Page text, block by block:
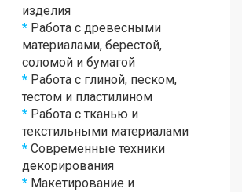
изделия
* Работа с древесными
материалами, берестой,
соломой и бумагой
* Работа с глиной, песком,
тестом и пластилином
* Работа с тканью и
текстильными материалами
* Современные техники
декорирования
* Макетирование и